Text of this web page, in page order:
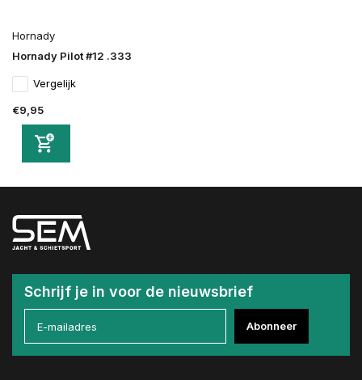
Hornady
Hornady Pilot #12 .333
Vergelijk
€9,95
Schrijf je in voor de nieuwsbrief
Abonneer